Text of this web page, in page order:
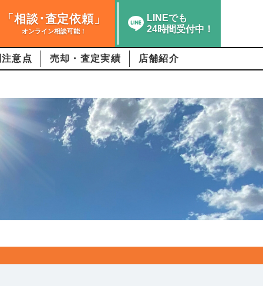
「相談･査定依頼」
オンライン相談可能！
LINEでも
24時間受付中！
意点 売却・査定実績 店舗紹介